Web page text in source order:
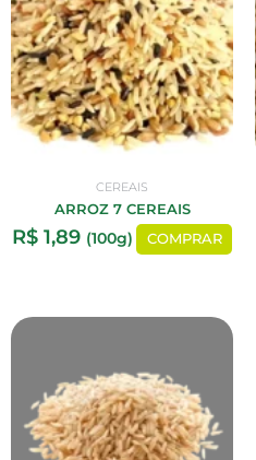
CEREAIS
ARROZ 7 CEREAIS
R$1,89 (100g) COMPRAR